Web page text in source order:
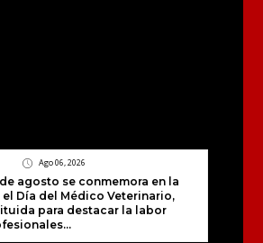
Ago 06, 2026
agosto se conmemora en la
Día del Médico Veterinario,
para destacar la labor